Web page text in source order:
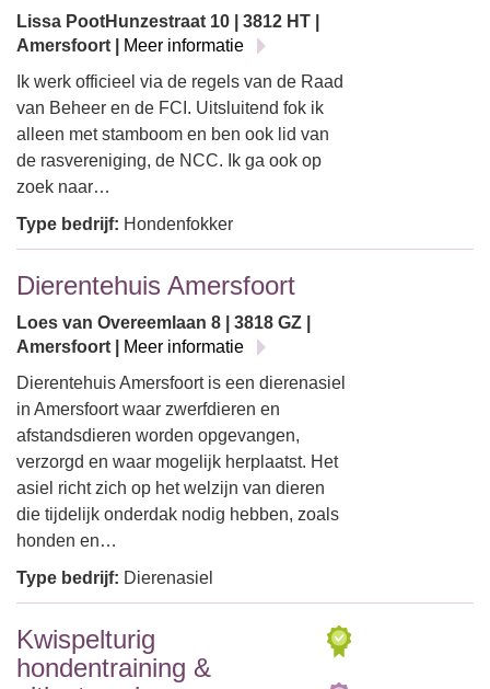
Lissa PootHunzestraat 10 | 3812 HT |
Amersfoort |
Meer informatie
Ik werk officieel via de regels van de Raad
van Beheer en de FCI. Uitsluitend fok ik
alleen met stamboom en ben ook lid van
de rasvereniging, de NCC. Ik ga ook op
zoek naar…
Type bedrijf: Hondenfokker
Dierentehuis Amersfoort
Loes van Overeemlaan 8 | 3818 GZ |
Amersfoort |
Meer informatie
Dierentehuis Amersfoort is een dierenasiel
in Amersfoort waar zwerfdieren en
afstandsdieren worden opgevangen,
verzorgd en waar mogelijk herplaatst. Het
asiel richt zich op het welzijn van dieren
die tijdelijk onderdak nodig hebben, zoals
honden en…
Type bedrijf: Dierenasiel
Kwispelturig
hondentraining &